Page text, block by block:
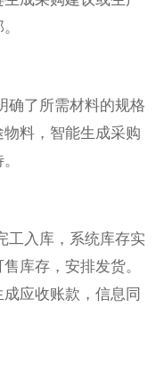
了所需材料的规格
料，智能生成采购
入库，系统库存实
库存，安排发货。
应收账款，信息同